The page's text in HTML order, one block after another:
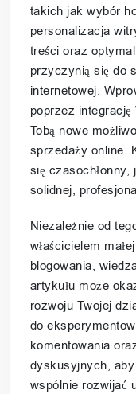
takich jak wybór
personalizacja
treści oraz
przyczynią się do
internetowej.
poprzez
Tobą nowe
sprzedaży online.
się
solidnej,
Niezależnie od
właścicielem
blogowania,
artykułu może
rozwoju Twojej
do
komentowania
dyskusyjnych,
wspólnie rozwijać